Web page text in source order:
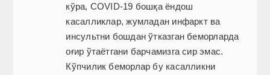
кўра, COVID-19 бошқа ёндош
касалликлар, жумладан инфаркт ва
инсультни бошдан ўтказган беморларда
оғир ўтаётгани барчамизга сир эмас.
Кўпчилик беморлар бу касалликни